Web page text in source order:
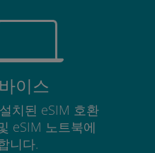
이스
치된 eSIM 호환
eSIM 노트북에
니다.